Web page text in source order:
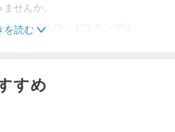
せんか。
メープルウッドスタンプは、
を読む
すめ